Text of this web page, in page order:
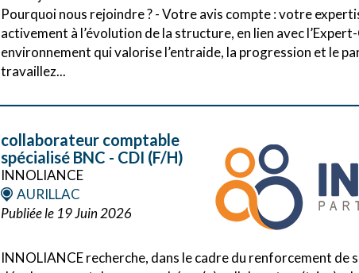
Pourquoi nous rejoindre ? - Votre avis compte : votre
activement à l’évolution de la structure, en lien avec
environnement qui valorise l’entraide, la progression et le
travaillez...
collaborateur comptable
spécialisé BNC - CDI (F/H)
INNOLIANCE
AURILLAC
Publiée le 19 Juin 2026
INNOLIANCE recherche, dans le cadre du renforcement de